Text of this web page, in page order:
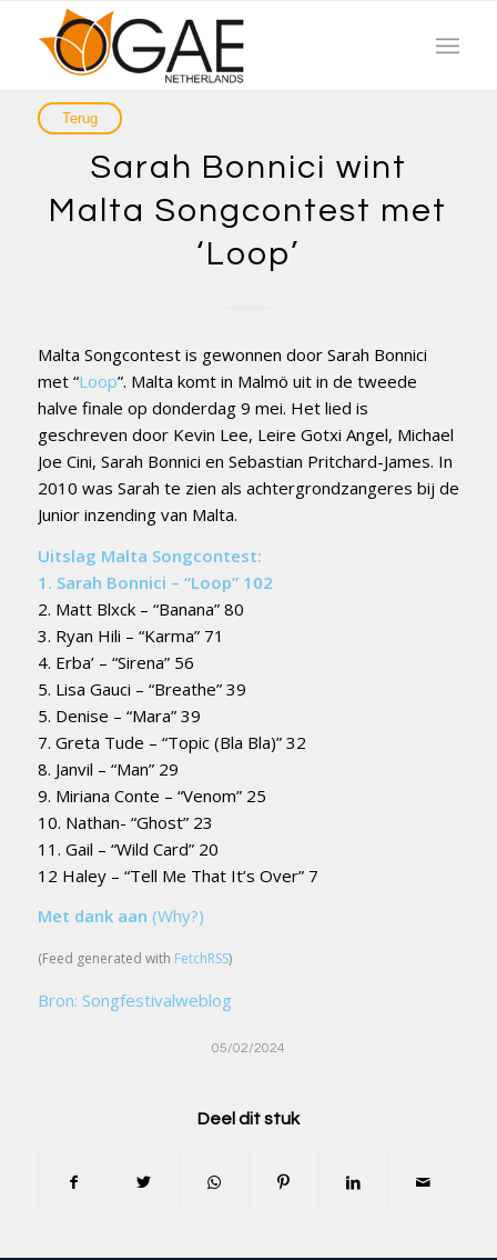
Sarah Bonnici wint
Malta Songcontest met
‘Loop’
Malta Songcontest is gewonnen door Sarah Bonnici
met “Loop”. Malta komt in Malmö uit in de tweede
halve finale op donderdag 9 mei. Het lied is
geschreven door Kevin Lee, Leire Gotxi Angel, Michael
Joe Cini, Sarah Bonnici en Sebastian Pritchard-James. In
2010 was Sarah te zien als achtergrondzangeres bij de
Junior inzending van Malta.
Uitslag Malta Songcontest:
1. Sarah Bonnici – “Loop” 102
2. Matt Blxck – “Banana” 80
3. Ryan Hili – “Karma” 71
4. Erba’ – “Sirena” 56
5. Lisa Gauci – “Breathe” 39
5. Denise – “Mara” 39
7. Greta Tude – “Topic (Bla Bla)” 32
8. Janvil – “Man” 29
9. Miriana Conte – “Venom” 25
10. Nathan- “Ghost” 23
11. Gail – “Wild Card” 20
12 Haley – “Tell Me That It’s Over” 7
Met dank aan (Why?)
(Feed generated with FetchRSS)
Bron: Songfestivalweblog
05/02/2024
Deel dit stuk